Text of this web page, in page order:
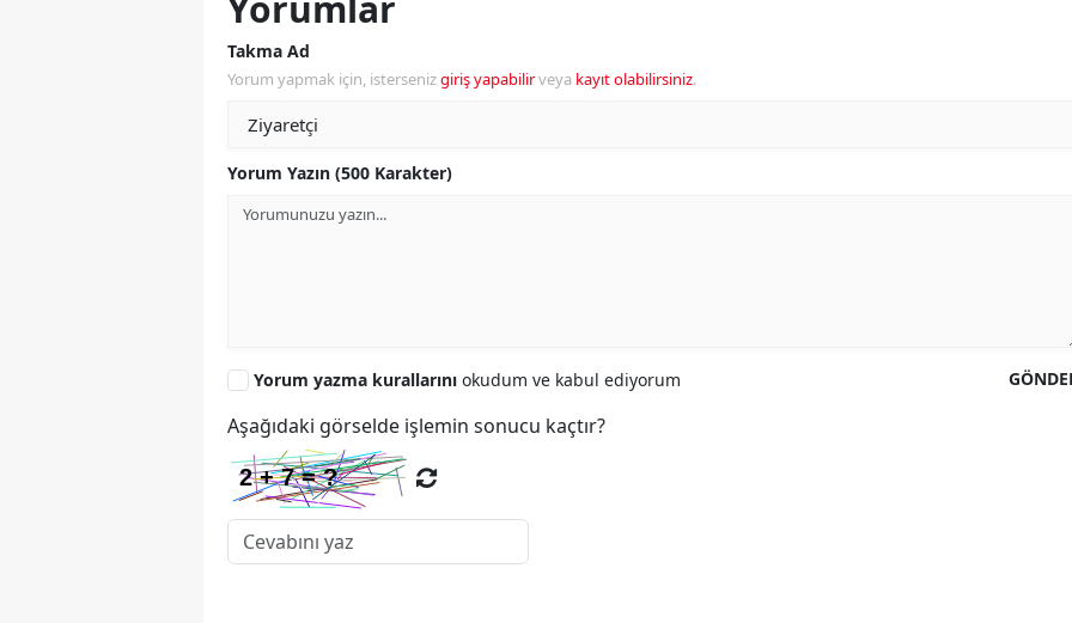
Takma Ad
Yorum yapmak için, istersenizgiriş yapabilirveya kayıt olabilirsiniz.
Yorum Yazın (500 Karakter)
Yorum yazma kurallarını okudum ve kabul ediyorum
Aşağıdaki görselde işlemin sonucu kaçtır?